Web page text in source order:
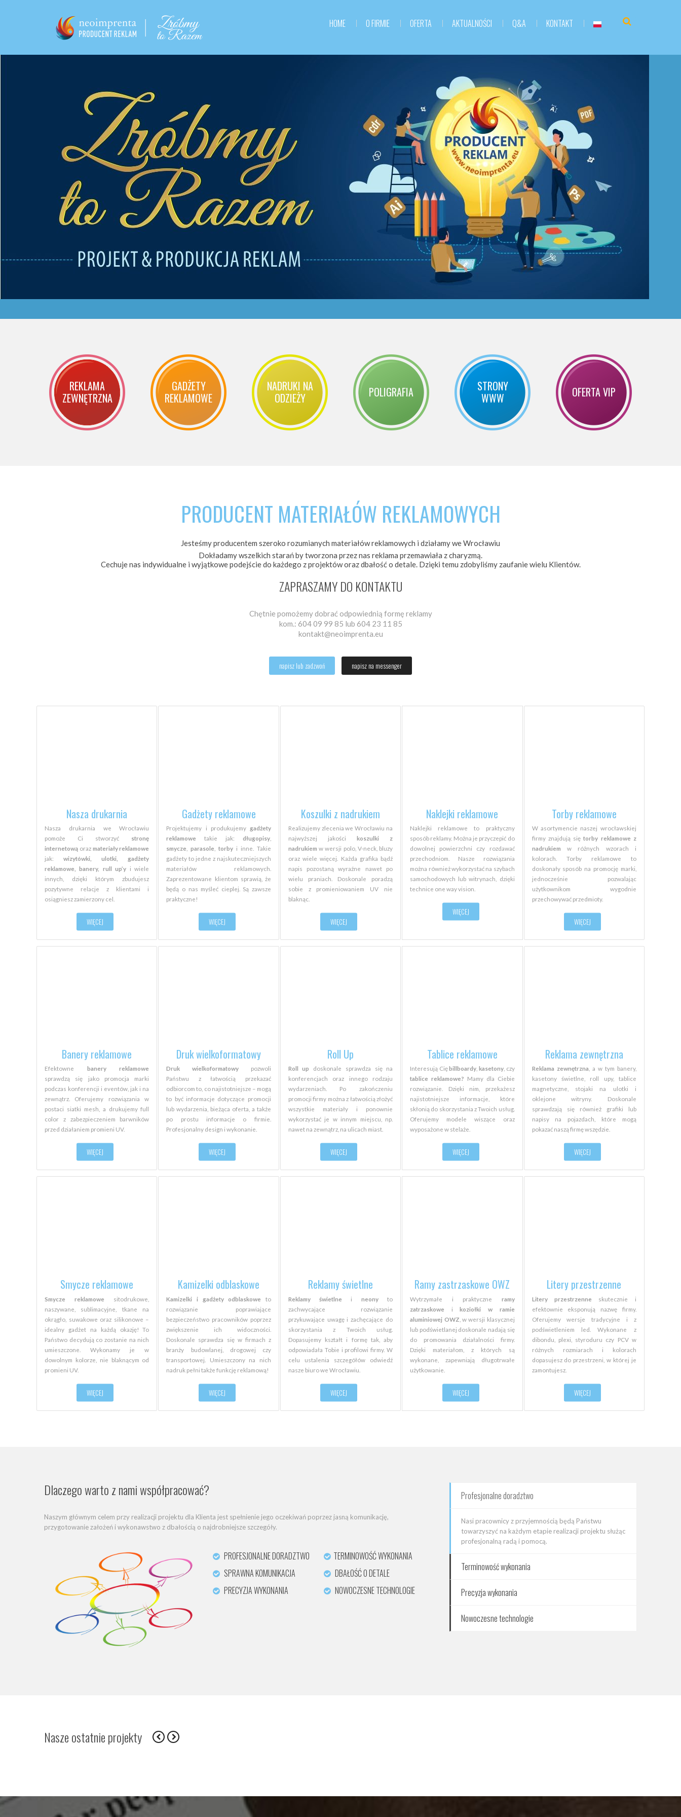
HOME O FIRMIE OFERTA AKTUALNOŚCI Q&A KONTAKT
REKLAMA
ZEWNĘTRZNA
GADŻETY
REKLAMOWE
NADRUKI NA
ODZIEŻY
POLIGRAFIA
STRONY
WWW
OFERTA VIP
PRODUCENT MATERIAŁÓW REKLAMOWYCH
Jesteśmy producentem szeroko rozumianych materiałów reklamowych i działamy we Wrocławiu
Dokładamy wszelkich starań by tworzona przez nas reklama przemawiała z charyzmą.
Cechuje nas indywidualne i wyjątkowe podejście do każdego z projektów oraz dbałość o detale. Dzięki temu zdobyliśmy zaufanie wielu Klientów.
ZAPRASZAMY DO KONTAKTU
Chętnie pomożemy dobrać odpowiednią formę reklamy
kom.: 604 09 99 85 lub 604 23 11 85
kontakt@neoimprenta.eu
napisz lub zadzwoń napisz na messenger
Nasza drukarnia
Nasza drukarnia we Wrocławiu
pomoże Ci stworzyć stronę
internetową oraz materiały reklamowe
jak:wizytówki, ulotki, gadżety
reklamowe, banery, rull up’y i wiele
innych, dzięki którym zbudujesz
pozytywne relacje z klientami i
osiągniesz zamierzony cel.
WIĘCEJ
Gadżety reklamowe
Projektujemy i produkujemy gadżety
reklamowe takie jak: długopisy,
smycze ,parasole ,torby i inne. Takie
gadżety to jedne z najskuteczniejszych
materiałów reklamowych.
Zaprezentowane klientom sprawią, że
będą o nas myśleć cieplej. Są zawsze
praktyczne!
WIĘCEJ
Koszulki z nadrukiem
Realizujemy zlecenia we Wrocławiu na
najwyższej jakościkoszulki z
nadrukiem w wersji polo, V-neck, bluzy
oraz wiele więcej. Każda grafika bądź
napis pozostaną wyraźne nawet po
wielu praniach. Doskonale poradzą
sobie z promieniowaniem UV nie
blaknąc.
WIĘCEJ
Naklejki reklamowe
Naklejki reklamowe to praktyczny
sposób reklamy. Można je przyczepić do
dowolnej powierzchni czy rozdawać
przechodniom. Nasze rozwiązania
można również wykorzystać na szybach
samochodowych lub witrynach, dzięki
technice one way vision.
WIĘCEJ
Torby reklamowe
W asortymencie naszej wrocławskiej
firmy znajdują się torby reklamowe z
nadrukiem w różnych wzorach i
kolorach. Torby reklamowe to
doskonały sposób na promocję marki,
jednocześnie pozwalając
użytkownikom wygodnie
przechowywać przedmioty.
WIĘCEJ
Banery reklamowe
Efektowne banery reklamowe
sprawdzą się jako promocja marki
podczas konferencji i eventów, jak i na
zewnątrz. Oferujemy rozwiązania w
postaci siatki mesh, a drukujemy full
color z zabezpieczeniem barwników
przed działaniem promieni UV.
WIĘCEJ
Druk wielkoformatowy
Druk wielkoformatowy pozwoli
Państwu z łatwością przekazać
odbiorcom to, co najistotniejsze – mogą
to być informacje dotyczące promocji
lub wydarzenia, bieżąca oferta, a także
po prostu informacje o firmie.
Profesjonalny design i wykonanie.
WIĘCEJ
Roll Up
Roll up
doskonale sprawdza się na
konferencjach oraz innego rodzaju
wydarzeniach. Po zakończeniu
promocji firmy można z łatwością złożyć
wszystkie materiały i ponownie
wykorzystać je w innym miejscu, np.
nawet na zewnątrz, na ulicach miast.
WIĘCEJ
Tablice reklamowe
Interesują Ciębillboardy kasetony, czy
tablice reklamowe? Mamy dla Ciebie
rozwiązanie. Dzięki nim, przekażesz
najistotniejsze informacje, które
skłonią do skorzystania z Twoich usług.
Oferujemy modele wiszące oraz
wyposażone w stelaże.
WIĘCEJ
Reklama zewnętrzna
Reklama zewnętrzna , a w tym banery,
kasetony świetlne, roll upy, tablice
magnetyczne, stojaki na ulotki i
oklejone witryny. Doskonale
sprawdzają się również grafiki lub
napisy na pojazdach, które mogą
pokazać naszą firmę wszędzie.
WIĘCEJ
Smycze reklamowe
Smycze reklamowe sitodrukowe,
naszywane, sublimacyjne, tkane na
okrągło, suwakowe oraz silikonowe –
idealny gadżet na każdą okazję! To
Państwo decydują co zostanie na nich
umieszczone. Wykonamy je w
dowolnym kolorze, nie blaknącym od
promieni UV.
WIĘCEJ
Kamizelki odblaskowe
Kamizelki i gadżety odblaskowe to
rozwiązanie poprawiające
bezpieczeństwo pracowników poprzez
zwiększenie ich widoczności.
Doskonale sprawdza się w firmach z
branży budowlanej, drogowej czy
transportowej. Umieszczony na nich
nadruk pełni także funkcję reklamową!
WIĘCEJ
Reklamy świetlne
Reklamy świetlne i neonyto
zachwycające rozwiązanie
przykuwające uwagę i zachęcające do
skorzystania z Twoich usług.
Dopasujemy kształt i formę tak, aby
odpowiadała Tobie i profilowi firmy. W
celu ustalenia szczegółów odwiedź
nasze biuro we Wrocławiu.
WIĘCEJ
Ramy zastrzaskowe OWZ
Wytrzymałe i praktyczne ramy
zatrzaskowe ikoziołki w ramie
aluminiowej OWZ , w wersji klasycznej
lub podświetlanej doskonale nadają się
do promowania działalności firmy.
Dzięki materiałom, z których są
wykonane, zapewniają długotrwałe
użytkowanie.
WIĘCEJ
Litery przestrzenne
Litery przestrzenne skutecznie i
efektownie eksponują nazwę firmy.
Oferujemy wersje tradycyjne i z
podświetleniem led. Wykonane z
dibondu, plexi, styroduru czy PCV w
różnych rozmiarach i kolorach
dopasujesz do przestrzeni, w której je
zamontujesz.
WIĘCEJ
Dlaczego warto z nami współpracować?
Naszym głównym celem przy realizacji projektu dla Klienta jest spełnienie jego oczekiwań poprzez jasną komunikację,
przygotowanie założeń i wykonawstwo z dbałością o najdrobniejsze szczegóły.
PROFESJONALNE DORADZTWO
TERMINOWOŚĆ WYKONANIA
SPRAWNA KOMUNIKACJA
DBAŁOŚĆ O DETALE
PRECYZJA WYKONANIA
NOWOCZESNE TECHNOLOGIE
Profesjonalne doradztwo
Nasi pracownicy z przyjemnością będą Państwu
towarzyszyć na każdym etapie realizacji projektu służąc
profesjonalną radą i pomocą.
Terminowość wykonania
Precyzja wykonania
Nowoczesne technologie
Nasze ostatnie projekty